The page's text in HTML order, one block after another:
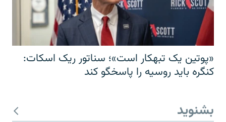
«پوتین یک تبهکار است»؛ سناتور ریک اسکات:
کنگره باید روسیه را پاسخگو کند
بشنوید